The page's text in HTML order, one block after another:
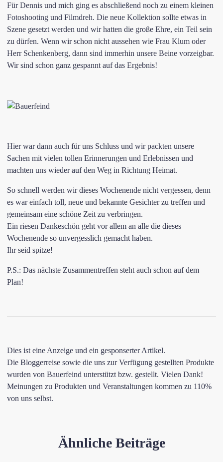
Für Dennis und mich ging es abschließend noch zu einem kleinen
Fotoshooting und Filmdreh. Die neue Kollektion sollte etwas in
Szene gesetzt werden und wir hatten die große Ehre, ein Teil sein
zu dürfen. Wenn wir schon nicht aussehen wie Frau Klum oder
Herr Schenkenberg, dann sind immerhin unsere Beine vorzeigbar.
Wir sind schon ganz gespannt auf das Ergebnis!
Hier war dann auch für uns Schluss und wir packten unsere
Sachen mit vielen tollen Erinnerungen und Erlebnissen und
machten uns wieder auf den Weg in Richtung Heimat.
So schnell werden wir dieses Wochenende nicht vergessen, denn
es war einfach toll, neue und bekannte Gesichter zu treffen und
gemeinsam eine schöne Zeit zu verbringen.
Ein riesen Dankeschön geht vor allem an alle die dieses
Wochenende so unvergesslich gemacht haben.
Ihr seid spitze!
P.S.: Das nächste Zusammentreffen steht auch schon auf dem
Plan!
Dies ist eine Anzeige und ein gesponserter Artikel.
Die Bloggerreise sowie die uns zur Verfügung gestellten Produkte
wurden von Bauerfeind unterstützt bzw. gestellt. Vielen Dank!
Meinungen zu Produkten und Veranstaltungen kommen zu 110%
von uns selbst.
Ähnliche Beiträge